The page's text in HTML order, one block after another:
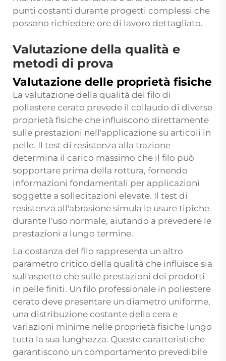
punti costanti durante progetti complessi che
possono richiedere ore di lavoro dettagliato.
Valutazione della qualità e
metodi di prova
Valutazione delle proprietà fisiche
La valutazione della qualità del filo di
poliestere cerato prevede il collaudo di diverse
proprietà fisiche che influiscono direttamente
sulle prestazioni nell'applicazione su articoli in
pelle. Il test di resistenza alla trazione
determina il carico massimo che il filo può
sopportare prima della rottura, fornendo
informazioni fondamentali per applicazioni
soggette a sollecitazioni elevate. Il test di
resistenza all'abrasione simula le usure tipiche
durante l'uso normale, aiutando a prevedere le
prestazioni a lungo termine.
La costanza del filo rappresenta un altro
parametro critico della qualità che influisce sia
sull'aspetto che sulle prestazioni dei prodotti
in pelle finiti. Un filo professionale in poliestere
cerato deve presentare un diametro uniforme,
una distribuzione costante della cera e
variazioni minime nelle proprietà fisiche lungo
tutta la sua lunghezza. Queste caratteristiche
garantiscono un comportamento prevedibile